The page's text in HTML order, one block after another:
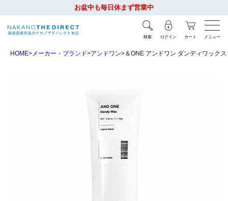
お盆中も毎日休まず営業中
検索 ログイン カート メニュー
HOME メーカー・ブランド アンドワン ＆ONE アンドワン ダンディワック